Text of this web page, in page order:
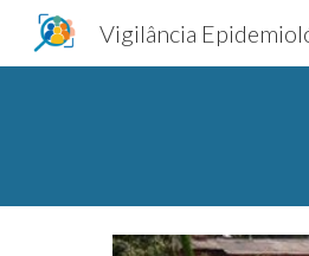
Vigilância